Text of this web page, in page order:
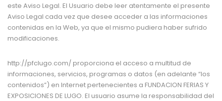
este Aviso Legal. El Usuario debe leer atentamente el presente
Aviso Legal cada vez que desee acceder a las informaciones
contenidas en la Web, ya que el mismo pudiera haber sufrido
modificaciones.
http://pfclugo.com/ proporciona el acceso a multitud de
informaciones, servicios, programas o datos (en adelante “los
contenidos”) en Internet pertenecientes a FUNDACION FERIAS Y
EXPOSICIONES DE LUGO. El usuario asume la responsabilidad del